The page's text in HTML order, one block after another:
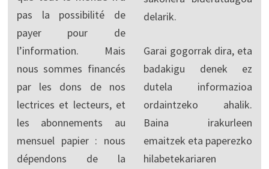
pas la possibilité de
payer pour de
l’information. Mais
nous sommes financés
par les dons de nos
lectrices et lecteurs, et
les abonnements au
mensuel papier : nous
dépendons de la
delarik.
Garai gogorrak dira, eta
badakigu denek ez
dutela informazioa
ordaintzeko ahalik.
Baina irakurleen
emaitzek eta paperezko
hilabetekariaren